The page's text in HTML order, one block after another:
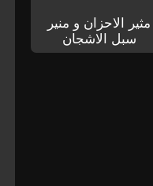
مثیر الاحزان و منیر
سبل الاشجان